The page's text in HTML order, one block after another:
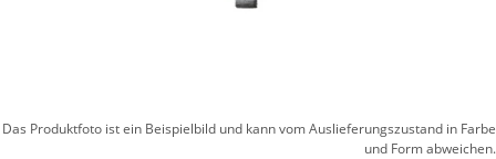
Das Produktfoto ist ein Beispielbild und kann vom Auslieferungszustand in Farbe
und Form abweichen.